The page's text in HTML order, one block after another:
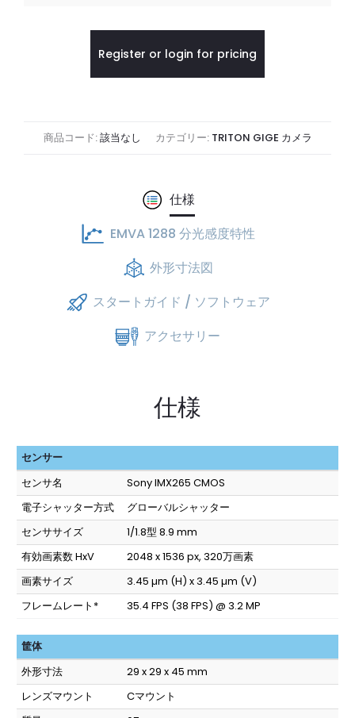
Register or login for pricing
商品コード:該当なし カテゴリー: TRITON GIGE カメラ
仕様
EMVA 1288 分光感度特性
外形寸法図
スタートガイド / ソフトウェア
アクセサリー
仕様
センサー
センサ名
Sony IMX265 CMOS
電子シャッター方式
グローバルシャッター
センササイズ
1/1.8型 8.9 mm
有効画素数 HxV
2048 x 1536 px, 320万画素
画素サイズ
3.45 µm (H) x 3.45 µm (V)
フレームレート*
35.4 FPS (38 FPS) @ 3.2 MP
筐体
外形寸法
29 x 29 x 45 mm
レンズマウント
Cマウント